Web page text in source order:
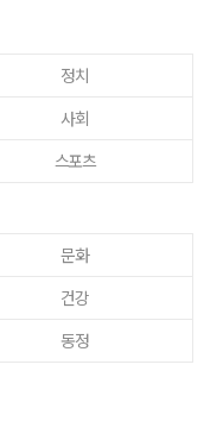
정치
사회
스포츠
문화
건강
동정